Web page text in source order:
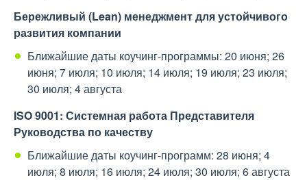
Бережливый (Lean) менеджмент для устойчивого
развития компании
Ближайшие даты коучинг-программы: 20 июня; 26
июня; 7 июля; 10 июля; 14 июля; 19 июля; 23 июля;
30 июля; 4 августа
ISO 9001: Системная работа Представителя
Руководства по качеству
Ближайшие даты коучинг-программ: 28 июня; 4
июля; 8 июля; 16 июля; 24 июля; 30 июля; 6 августа